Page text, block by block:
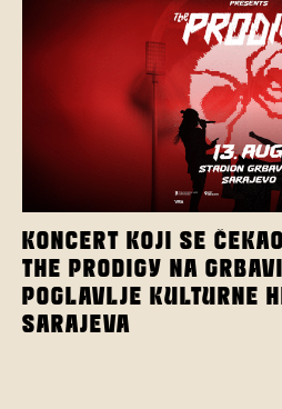
KONCERT KOJI SE
THE PRODIGY NA
POGLAVLJE KULTURNE
SARAJEVA